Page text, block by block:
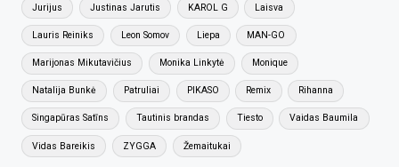
Jurijus Justinas Jarutis KAROL G Laisva
Lauris Reiniks Leon Somov Liepa MAN-GO
Marijonas Mikutavičius Monika Linkytė Monique
Natalija Bunkė Patruliai PIKASO Remix Rihanna
Singapūras Satīns Tautinis brandas Tiesto Vaidas Baumila
Vidas Bareikis ZYGGA Žemaitukai